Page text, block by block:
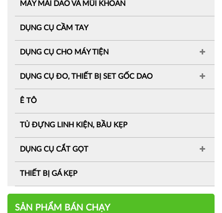
MÁY MÀI DAO VÀ MŨI KHOAN
DỤNG CỤ CẦM TAY
DỤNG CỤ CHO MÁY TIỆN
DỤNG CỤ ĐO, THIẾT BỊ SET GỐC DAO
Ê TÔ
TỦ ĐỰNG LINH KIỆN, BẦU KẸP
DỤNG CỤ CẮT GỌT
THIẾT BỊ GÁ KẸP
SẢN PHẨM BÁN CHẠY